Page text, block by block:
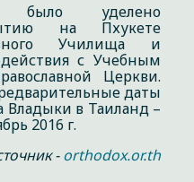
было уделено
на Пхукете
Училища и
с Учебным
Церкви.
даты
Владыки в Таиланд –
2016 г.
-orthodox.or.th